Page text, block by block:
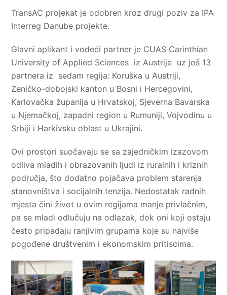
TransAC projekat je odobren kroz drugi poziv za IPA
Interreg Danube projekte.
Glavni aplikant i vodeći partner je CUAS Carinthian
University of Applied Sciences iz Austrije uz još 13
partnera iz sedam regija: Koruška u Austriji,
Zeničko-dobojski kanton u Bosni i Hercegovini,
Karlovačka županija u Hrvatskoj, Sjeverna Bavarska
u Njemačkoj, zapadni region u Rumuniji, Vojvodinu u
Srbiji i Harkivsku oblast u Ukrajini.
Ovi prostori suočavaju se sa zajedničkim izazovom
odliva mladih i obrazovanih ljudi iz ruralnih i kriznih
područja, što dodatno pojačava problem starenja
stanovništva i socijalnih tenzija. Nedostatak radnih
mjesta čini život u ovim regijama manje privlačnim,
pa se mladi odlučuju na odlazak, dok oni koji ostaju
često pripadaju ranjivim grupama koje su najviše
pogođene društvenim i ekonomskim pritiscima.